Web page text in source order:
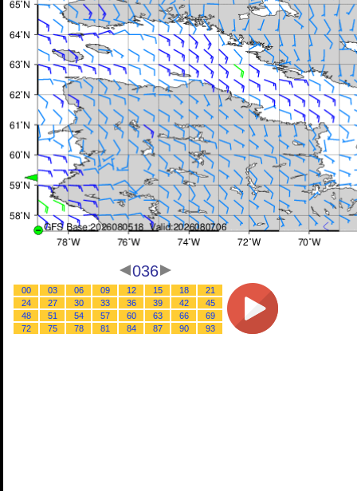
036
00 03 06 09 12 15 18
21
24
27 30 33 36 39 42
45
48
51 54 57 60 63 66
69
72
75 78 81 84 87 90 93